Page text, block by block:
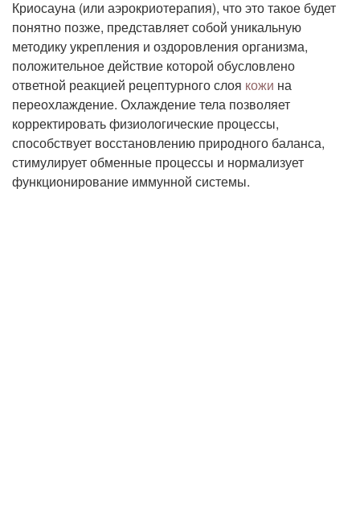
Криосауна (или аэрокриотерапия), что это такое будет
понятно позже, представляет собой уникальную
методику укрепления и оздоровления организма,
положительное действие которой обусловлено
ответной реакцией рецептурного слоя кожи на
переохлаждение. Охлаждение тела позволяет
корректировать физиологические процессы,
способствует восстановлению природного баланса,
стимулирует обменные процессы и нормализует
функционирование иммунной системы.